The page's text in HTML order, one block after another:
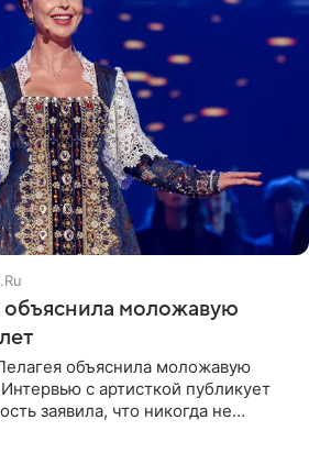
объяснила моложавую
объяснила моложавую
с артисткой публикует
заявила, что никогда не